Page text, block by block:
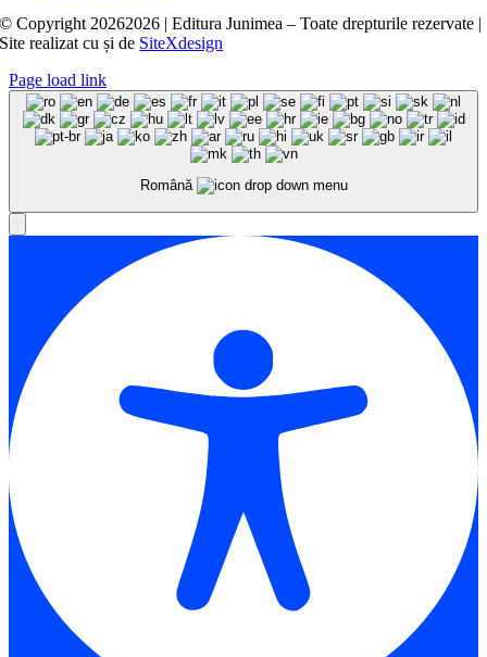
© Copyright 20262026 | Editura Junimea – Toate drepturile rezervate |
Site realizat cușide SiteXdesign
Page load link
Română